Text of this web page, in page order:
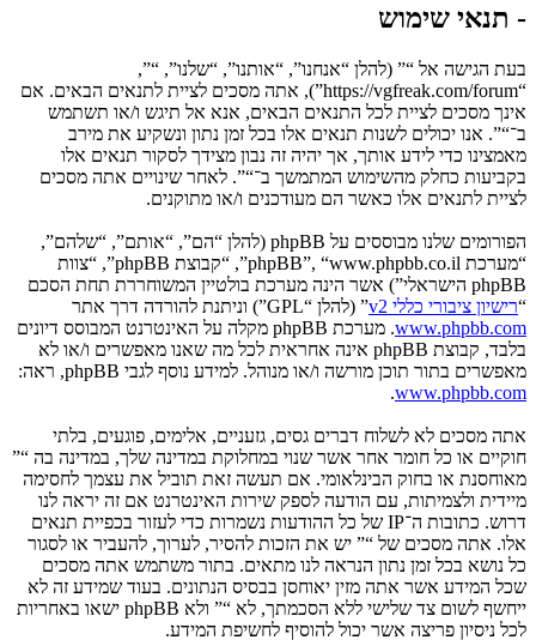
- תנאי שימוש
בעת הגישה אל “” (להלן “אנחנו”, “אותנו”, “שלנו”, “”,
“https://vgfreak.com/forum”), אתה מסכים לציית לתנאים הבאים. אם
אינך מסכים לציית לכל התנאים הבאים, אנא אל תיגש ו/או תשתמש
ב־“”. אנו יכולים לשנות תנאים אלו בכל זמן נתון ונשקיע את מירב
מאמצינו כדי לידע אותך, אך יהיה זה נבון מצידך לסקור תנאים אלו
בקביעות כחלק מהשימוש המתמשך ב־“”. לאחר שינויים אתה מסכים
לציית לתנאים אלו כאשר הם מעודכנים ו/או מתוקנים.
הפורומים שלנו מבוססים על phpBB (להלן “הם”, “אותם”, “שלהם”,
“מערכת phpBB”, “www.phpbb.co.il”, “קבוצת phpBB”, “צוות
phpBB הישראלי”) אשר הינה מערכת בולטיין המשוחררת תחת הסכם
“רישיון ציבורי כללי v2
” (להלן “GPL”) וניתנת להורדה דרך אתר
www.phpbb.com
. מערכת phpBB מקלה על האינטרנט המבוסס דיונים
בלבד, קבוצת phpBB אינה אחראית לכל מה שאנו מאפשרים ו/או לא
מאפשרים בתור תוכן מורשה ו/או מנוהל. למידע נוסף לגבי phpBB, ראה:
www.phpbb.com
.
אתה מסכים לא לשלוח דברים גסים, גזעניים, אלימים, פוגעים, בלתי
חוקיים או כל חומר אחר אשר שנוי במחלוקת במדינה שלך, במדינה בה “”
מאוחסנת או בחוק הבינלאומי. אם תעשה זאת תוביל את עצמך לחסימה
מיידית ולצמיתות, עם הודעה לספק שירות האינטרנט אם זה יראה לנו
דרוש. כתובות ה־IP של כל ההודעות נשמרות כדי לעזור בכפיית תנאים
אלו. אתה מסכים של “” יש את הזכות להסיר, לערוך, להעביר או לסגור
כל נושא בכל זמן נתון הנראה לנו מתאים. בתור משתמש אתה מסכים
שכל המידע אשר אתה מזין יאוחסן בבסיס הנתונים. בעוד שמידע זה לא
ייחשף לשום צד שלישי ללא הסכמתך, לא “” ולא phpBB ישאו באחריות
לכל ניסיון פריצה אשר יכול להוסיף לחשיפת המידע.